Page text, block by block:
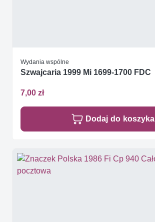
Wydania wspólne
Szwajcaria 1999 Mi 1699-1700 FDC
7,00 zł
Dodaj do koszyka